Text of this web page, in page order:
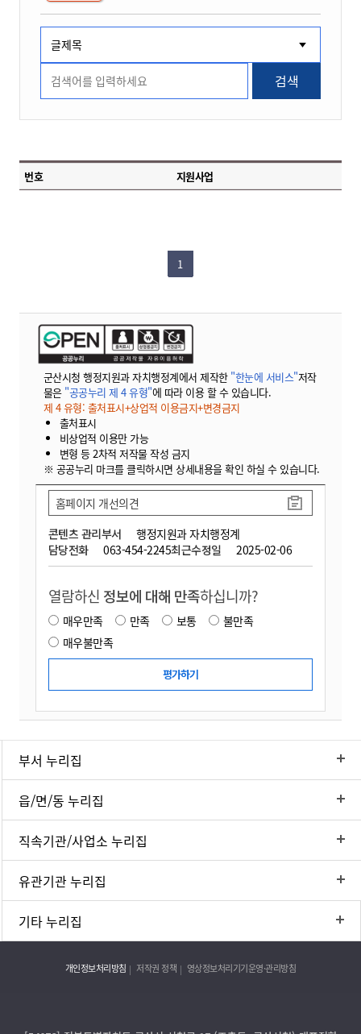
검색
번호 지원사업
1
군산시청 행정지원과 자치행정계에서 제작한 "한눈에 서비스"저작
물은 "공공누리 제 4 유형"에 따라 이용 할 수 있습니다.
제 4 유형: 출처표시+상업적 이용금지+변경금지
출처표시
비상업적 이용만 가능
변형 등 2차적 저작물 작성 금지
※ 공공누리 마크를 클릭하시면 상세내용을 확인 하실 수 있습니다.
콘텐츠 관리부서
행정지원과 자치행정계
담당전화
063-454-2245최근수정일 2025-02-06
홈페이지 개선의견
열람하신 정보에 대해 만족하십니까?
매우만족 만족 보통
불만족
매우불만족
부서 누리집
읍/면/동 누리집
직속기관/사업소 누리집
유관기관 누리집
기타 누리집
개인정보처리방침 저작권 정책 영상정보처리기기운영·관리방침